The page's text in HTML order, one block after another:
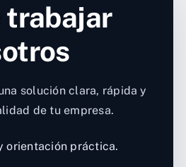
trabajar
solución clara, rápida y
de tu empresa.
orientación práctica.